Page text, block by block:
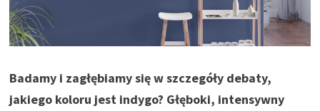
Badamy i zagłębiamy się w szczegóły debaty,
jakiego koloru jest indygo? Głęboki, intensywny